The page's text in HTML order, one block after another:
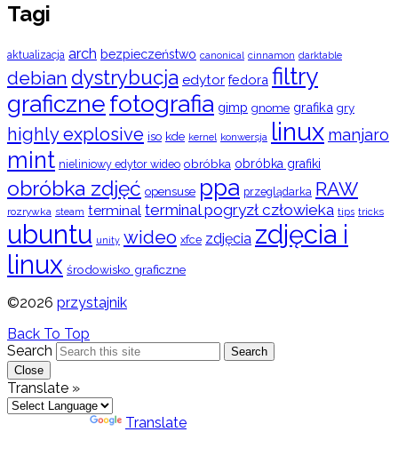
Tagi
aktualizacja arch bezpieczeństwo canonical cinnamon darktable
debian dystrybucja edytor fedora filtry
graficznefotografia gimp gnome grafika gry
highly explosive iso kde kernel konwersja linux manjaro
mint nieliniowy edytor wideo obróbka obróbka grafiki
obróbka zdjęć opensuse ppa przeglądarka RAW
rozrywka steam terminal terminal pogryzł człowieka tips tricks
ubuntu unity wideo xfce zdjęcia zdjęcia i
linux środowisko graficzne
©2026 przystajnik
Back To Top
Search
Search
Close
Translate »
Translate